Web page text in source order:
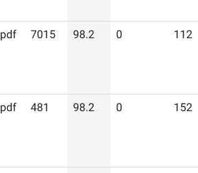
pdf 7015 98.2 0 112
pdf 481 98.2 0 152